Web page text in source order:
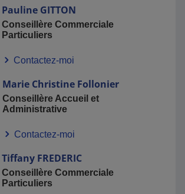
Pauline GITTON
Conseillère Commerciale
Particuliers
Contactez-moi
Marie Christine Follonier
Conseillère Accueil et
Administrative
Contactez-moi
Tiffany FREDERIC
Conseillère Commerciale
Particuliers